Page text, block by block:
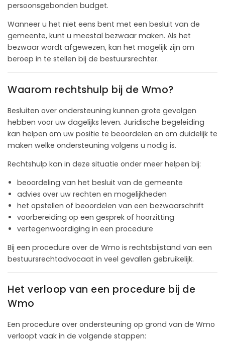
persoonsgebonden budget.
Wanneer u het niet eens bent met een besluit van de
gemeente, kunt u meestal bezwaar maken. Als het
bezwaar wordt afgewezen, kan het mogelijk zijn om
beroep in te stellen bij de bestuursrechter.
Waarom rechtshulp bij de Wmo?
Besluiten over ondersteuning kunnen grote gevolgen
hebben voor uw dagelijks leven. Juridische begeleiding
kan helpen om uw positie te beoordelen en om duidelijk te
maken welke ondersteuning volgens u nodig is.
Rechtshulp kan in deze situatie onder meer helpen bij:
beoordeling van het besluit van de gemeente
advies over uw rechten en mogelijkheden
het opstellen of beoordelen van een bezwaarschrift
voorbereiding op een gesprek of hoorzitting
vertegenwoordiging in een procedure
Bij een procedure over de Wmo is rechtsbijstand van een
bestuursrechtadvocaat in veel gevallen gebruikelijk.
Het verloop van een procedure bij de
Wmo
Een procedure over ondersteuning op grond van de Wmo
verloopt vaak in de volgende stappen: